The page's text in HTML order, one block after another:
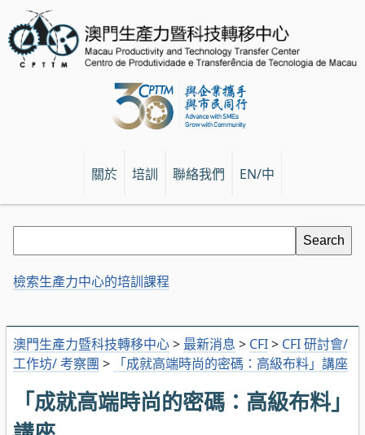
關於 培訓 聯絡我們 EN/中
澳門生產力暨科技轉移中心> 最新消息 > CFI> CFI 研討會/
工作坊/ 考察團 > 「成就高端時尚的密碼：高級布料」講座
「成就高端時尚的密碼：高級布料」
檢索生產力中心的培訓課程